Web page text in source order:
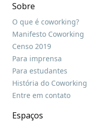
Sobre
O que é coworking?
Manifesto Coworking
Censo 2019
Para imprensa
Para estudantes
História do Coworking
Entre em contato
Espaços